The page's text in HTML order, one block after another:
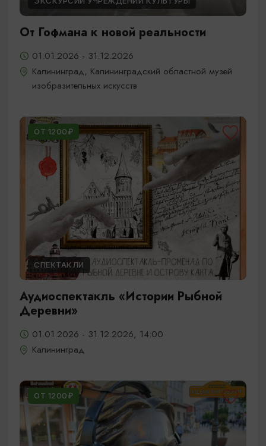
От Гофмана к новой реальности
01.01.2026 - 31.12.2026
Калининград, Калининградский областной музей
изобразительных искусств
ОТ 1200₽
СПЕКТАКЛИ
Аудиоспектакль «Истории Рыбной
Деревни»
01.01.2026 - 31.12.2026, 14:00
Калининград
ОТ 1200₽